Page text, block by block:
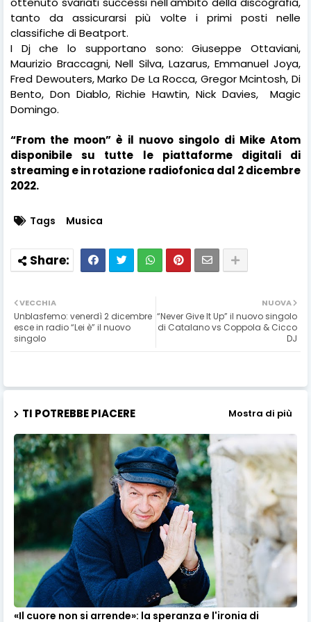
tanto da assicurarsi più volte i primi posti nelle
classifiche di Beatport.
I Dj che lo supportano sono:Giuseppe Ottaviani,
Maurizio Braccagni, Nell Silva, Lazarus, Emmanuel Joya,
Fred Dewouters, Marko De La Rocca, Gregor Mcintosh, Di
Bento, Don Diablo, Richie Hawtin, Nick Davies,
Magic
Domingo.
“From the moon” è il nuovo singolo di Mike Atom
disponibile su tutte le piattaforme digitali di
streaming e in rotazione radiofonica dal 2 dicembre
2022.
Tags Musica
NUOVA
“Never Give It Up” il nuovo singolo
di Catalano vs Coppola & Cicco
DJ
VECCHIA
Unblasfemo: venerdì 2 dicembre
esce in radio “Lei è” il nuovo
singolo
TI POTREBBE PIACERE Mostra di più
«Il cuore non si arrende»: la speranza e l'ironia di